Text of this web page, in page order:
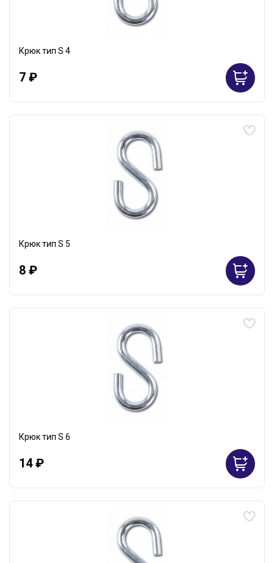
Крюк тип S 4
7 ₽
Крюк тип S 5
8 ₽
Крюк тип S 6
14 ₽